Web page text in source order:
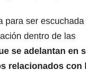
para ser escuchada
dentro de las
se adelantan en
relacionados con